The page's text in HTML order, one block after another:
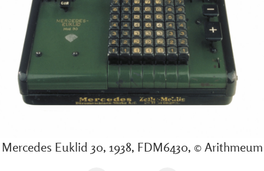
Mercedes Euklid 30, 1938, FDM6430, © Arithmeum